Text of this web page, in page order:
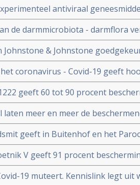
antiviraal
coronavirussen en specifiek
bij alle deelnemende patienten.
de darmmicrobiota - darmflora
functies in het darmmicrobioom
de ernst van de ziekte
Johnstone & Johnstone
coronavirus - Covid-19 geeft
maar er zijn nog veel
geeft 60 tot 90 procent
Astrazeneca in een
laten meer en meer de
opgenomen dan ouderen in
geeft in Buitenhof en het
afkomen. Vaccineer alle 60
V geeft 91 procent
tegen ernstig ziek worden. Blijkt
19 muteert. Kennislink legt uit